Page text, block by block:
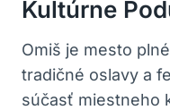
Kultúrne
Omiš je mesto
tradičné oslavy a
súčasť miestneho